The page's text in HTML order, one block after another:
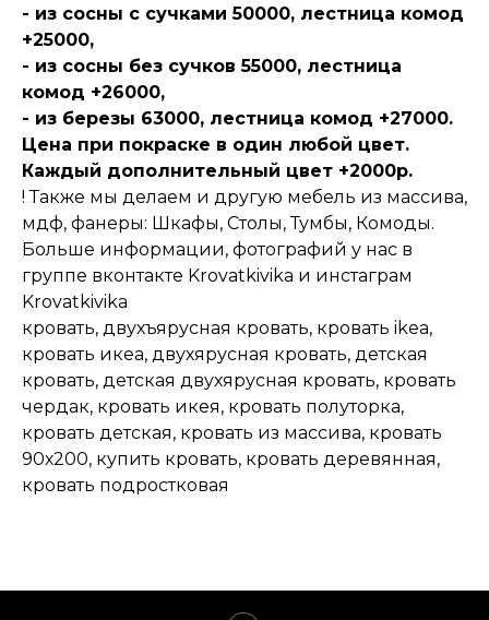
- из сосны с сучками 50000, лестница комод
+25000,
- из сосны без сучков 55000, лестница
комод +26000,
- из березы 63000, лестница комод +27000.
Цена при покраске в один любой цвет.
Каждый дополнительный цвет +2000р.
! Также мы делаем и другую мебель из массива,
мдф, фанеры: Шкафы, Столы, Тумбы, Комоды.
Больше информации, фотографий у нас в
группе вконтакте Krovatkivika и инстаграм
Krovatkivika
кровать, двухъярусная кровать, кровать ikea,
кровать икеа, двухярусная кровать, детская
кровать, детская двухярусная кровать, кровать
чердак, кровать икея, кровать полуторка,
кровать детская, кровать из массива, кровать
90х200, купить кровать, кровать деревянная,
кровать подростковая